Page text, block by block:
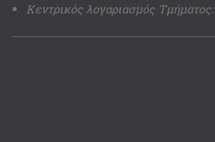
Κεντρικός λογαριασμός Τμήματος: